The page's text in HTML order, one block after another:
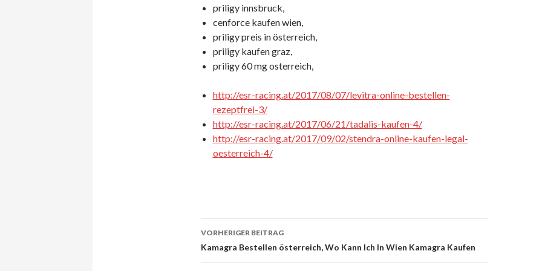
priligy innsbruck,
cenforce kaufen wien,
priligy preis in österreich,
priligy kaufen graz,
priligy 60 mg osterreich,
http://esr-racing.at/2017/08/07/levitra-online-bestellen-
rezeptfrei-3/
http://esr-racing.at/2017/06/21/tadalis-kaufen-4/
http://esr-racing.at/2017/09/02/stendra-online-kaufen-legal-
oesterreich-4/
Beitrags-
VORHERIGER BEITRAG
Kamagra Bestellen österreich, Wo Kann Ich In Wien Kamagra Kaufen